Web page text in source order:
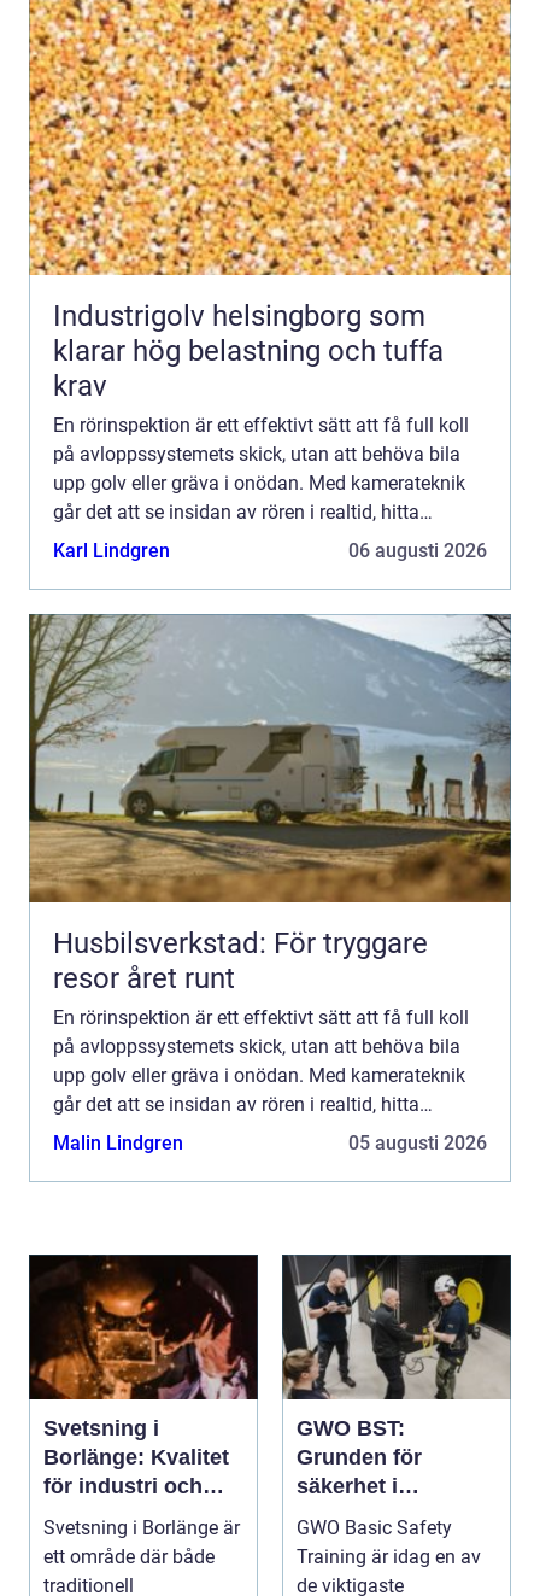
Industrigolv helsingborg som
klarar hög belastning och tuffa
krav
En rörinspektion är ett effektivt sätt att få full koll
på avloppssystemets skick, utan att behöva bila
upp golv eller gräva i onödan. Med kamerateknik
går det att se insidan av rören i realtid, hitta
problem i tid och planera åtgärder på ett smart o...
Karl Lindgren 06 augusti 2026
Husbilsverkstad: För tryggare
resor året runt
En rörinspektion är ett effektivt sätt att få full koll
på avloppssystemets skick, utan att behöva bila
upp golv eller gräva i onödan. Med kamerateknik
går det att se insidan av rören i realtid, hitta
problem i tid och planera åtgärder på ett smart o...
Malin Lindgren 05 augusti 2026
Svetsning i
Borlänge: Kvalitet
för industri och
konstruktion
Svetsning i Borlänge är
ett område där både
traditionell
GWO BST:
Grunden för
säkerhet i
vindkraftsbransche
n
GWO Basic Safety
Training är idag en av
de viktigaste